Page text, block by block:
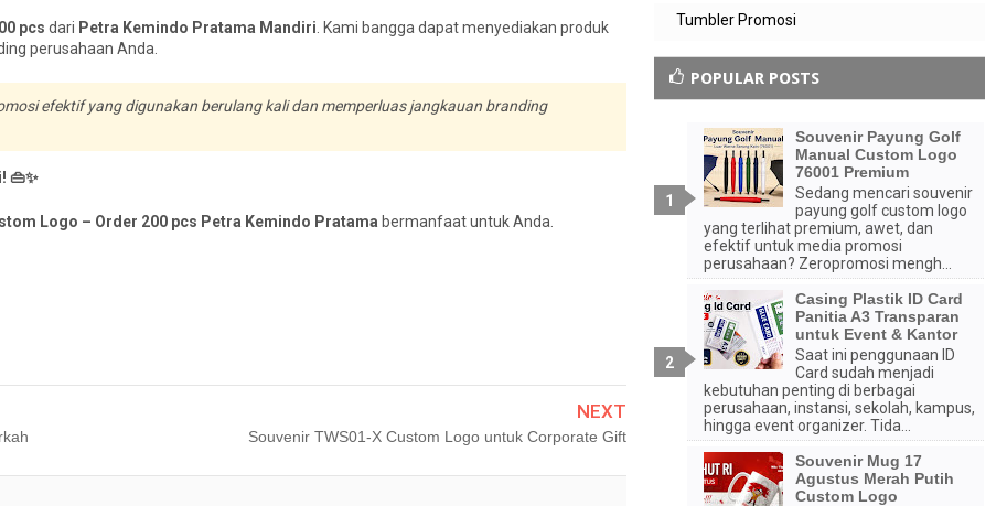
pcs dari Petra Kemindo Pratama Mandiri . Kami bangga dapat menyediakan produk
perusahaan Anda.
efektif yang digunakan berulang kali dan memperluas jangkauan branding
👜✨
Logo – Order 200 pcs Petra Kemindo Pratama bermanfaat untuk Anda.
NEXT
Souvenir TWS01-X Custom Logo untuk Corporate Gift
Tumbler Promosi
POPULAR POSTS
Souvenir Payung Golf
Manual Custom Logo
76001 Premium
Sedang mencari souvenir
payung golf custom logo
yang terlihat premium, awet, dan
efektif untuk media promosi
perusahaan? Zeropromosi mengh...
Casing Plastik ID Card
Panitia A3 Transparan
untuk Event & Kantor
Saat ini penggunaan ID
Card sudah menjadi
kebutuhan penting di berbagai
perusahaan, instansi, sekolah, kampus,
hingga event organizer. Tida...
Souvenir Mug 17
Agustus Merah Putih
Custom Logo